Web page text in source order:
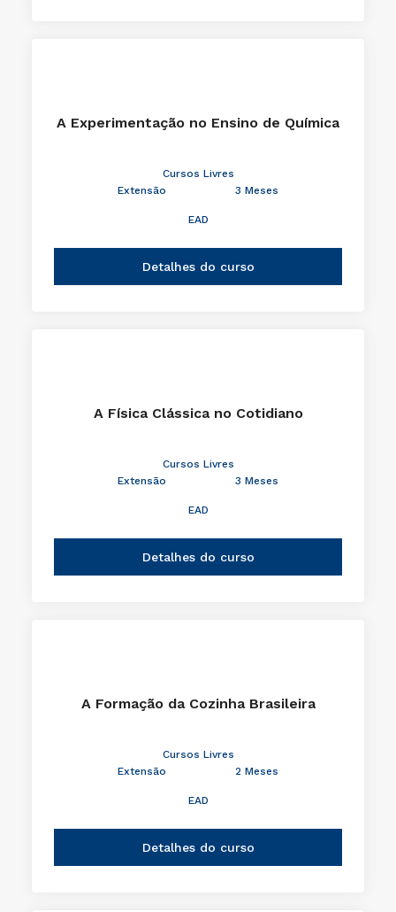
A Experimentação no Ensino de Química
Cursos Livres
Extensão
3 Meses
EAD
Detalhes do curso
A Física Clássica no Cotidiano
Cursos Livres
Extensão
3 Meses
EAD
Detalhes do curso
A Formação da Cozinha Brasileira
Cursos Livres
Extensão
2 Meses
EAD
Detalhes do curso